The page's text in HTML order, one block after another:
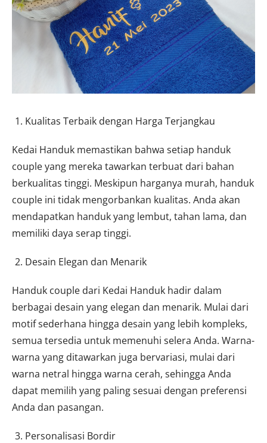
Kualitas Terbaik dengan Harga Terjangkau
Kedai Handuk memastikan bahwa setiap handuk
couple yang mereka tawarkan terbuat dari bahan
berkualitas tinggi. Meskipun harganya murah, handuk
couple ini tidak mengorbankan kualitas. Anda akan
mendapatkan handuk yang lembut, tahan lama, dan
memiliki daya serap tinggi.
Desain Elegan dan Menarik
Handuk couple dari Kedai Handuk hadir dalam
berbagai desain yang elegan dan menarik. Mulai dari
motif sederhana hingga desain yang lebih kompleks,
semua tersedia untuk memenuhi selera Anda. Warna-
warna yang ditawarkan juga bervariasi, mulai dari
warna netral hingga warna cerah, sehingga Anda
dapat memilih yang paling sesuai dengan preferensi
Anda dan pasangan.
Personalisasi Bordir